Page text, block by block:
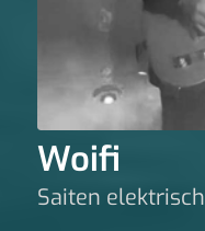
Woifi
Saiten elektrisch